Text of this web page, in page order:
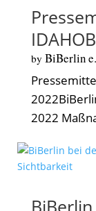
by BiBerlin
2022